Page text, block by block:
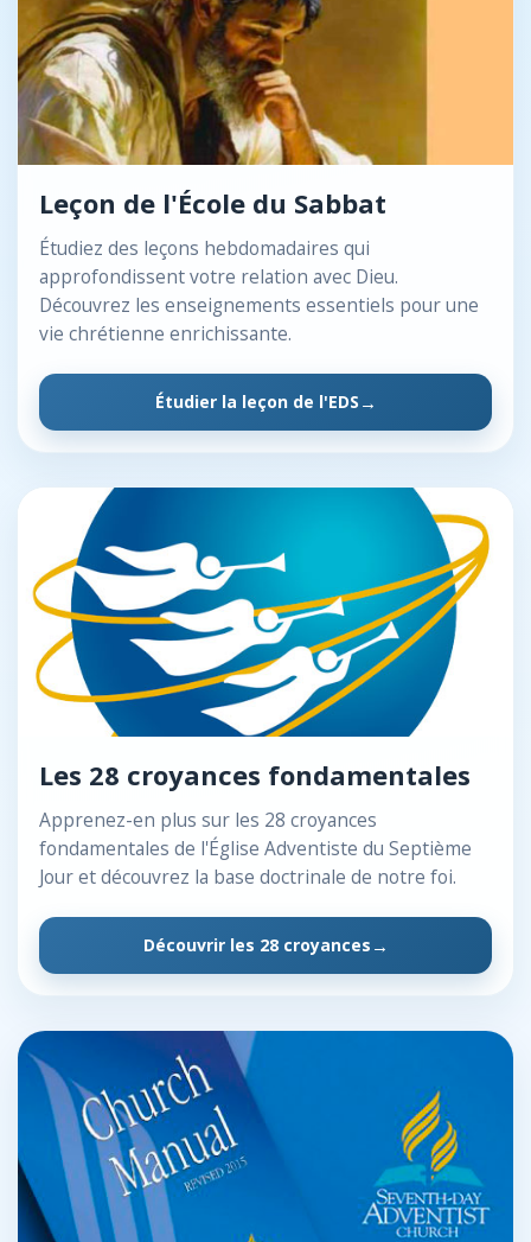
Leçon de l'École du Sabbat
Étudiez des leçons hebdomadaires qui
approfondissent votre relation avec Dieu.
Découvrez les enseignements essentiels pour une
vie chrétienne enrichissante.
Étudier la leçon de l'EDS
Les 28 croyances fondamentales
Apprenez-en plus sur les 28 croyances
fondamentales de l'Église Adventiste du Septième
Jour et découvrez la base doctrinale de notre foi.
Découvrir les 28 croyances